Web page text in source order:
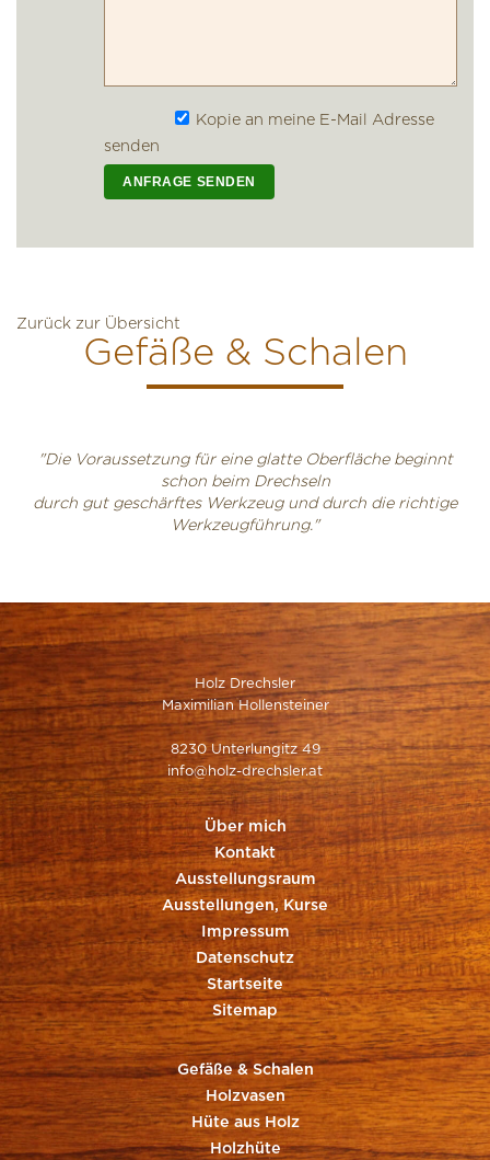
Kopie an meine E-Mail Adresse
senden
Zurück zur Übersicht
Gefäße & Schalen
"Die Voraussetzung für eine glatte Oberfläche beginnt
schon beim Drechseln
durch gut geschärftes Werkzeug und durch die richtige
Werkzeugführung."
Holz Drechsler
Maximilian Hollensteiner
8230 Unterlungitz 49
info@holz-drechsler.at
Über mich
Kontakt
Ausstellungsraum
Ausstellungen, Kurse
Impressum
Datenschutz
Startseite
Sitemap
Gefäße & Schalen
Holzvasen
Hüte aus Holz
Holzhüte